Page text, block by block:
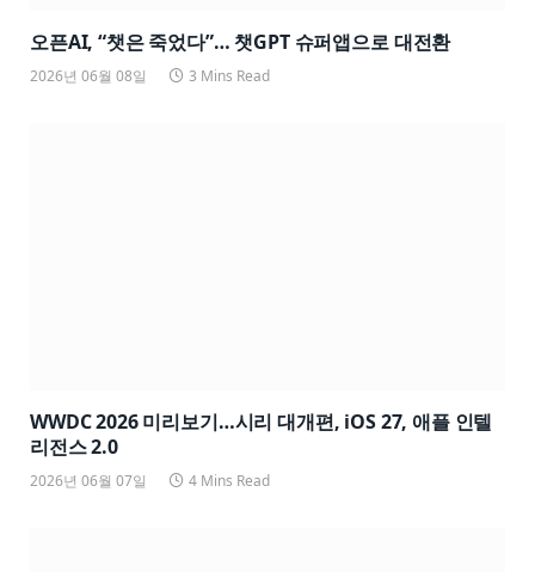
오픈AI, “챗은 죽었다”… 챗GPT 슈퍼앱으로 대전환
2026년 06월 08일 3 Mins Read
WWDC 2026 미리보기…시리 대개편, iOS 27, 애플 인텔
리전스 2.0
2026년 06월 07일 4 Mins Read